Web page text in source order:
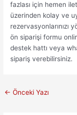
fazlası için hemen
üzerinden kolay ve
rezervasyonlarınızı
ön siparişi formu
destek hattı veya
sipariş verebilirsiniz.
← Önceki Yazı